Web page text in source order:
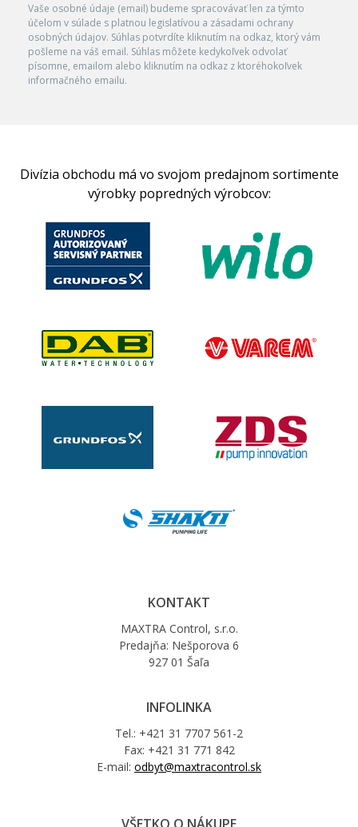
Vaše osobné údaje (email) budeme spracovávať len za týmto
účelom v súlade s platnou legislatívou a zásadami ochrany
osobných údajov. Súhlas potvrdíte kliknutím na odkaz, ktorý vám
pošleme na váš email. Súhlas môžete kedykoľvek odvolať
písomne, emailom alebo kliknutím na odkaz z ktoréhokoľvek
informačného emailu.
Divízia obchodu má vo svojom predajnom sortimente
výrobky popredných výrobcov:
KONTAKT
MAXTRA Control, s.r.o.
Predajňa: Nešporova 6
927 01 Šaľa
INFOLINKA
Tel.: +421 31 7707 561-2
Fax: +421 31 771 842
E-mail: odbyt@maxtracontrol.sk